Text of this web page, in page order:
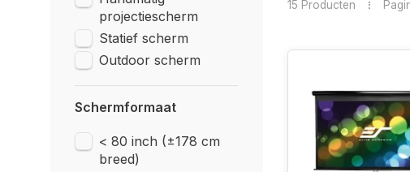
projectiescherm
Statief scherm
Outdoor scherm
Schermformaat
< 80 inch (±178 cm
breed)
15 Producten